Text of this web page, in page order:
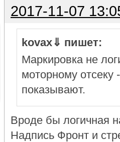
2017-11-07
kovax⇓ пишет:
Маркировка не
моторному отсеку
показывают.
Вроде бы логичная
Надпись Фронт и